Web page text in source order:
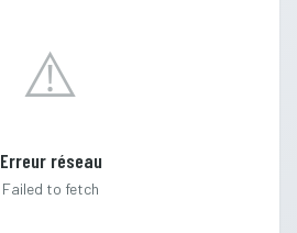
⚠️
Erreur réseau
Failed to fetch